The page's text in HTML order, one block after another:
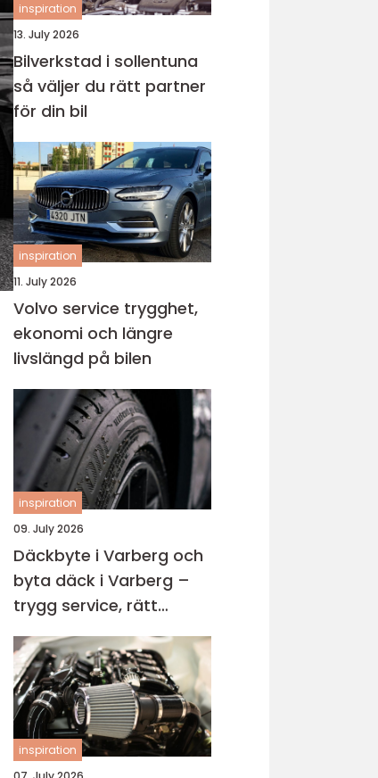
inspiration
13. July 2026
Bilverkstad i sollentuna
så väljer du rätt partner
för din bil
inspiration
11. July 2026
Volvo service trygghet,
ekonomi och längre
livslängd på bilen
inspiration
09. July 2026
Däckbyte i Varberg och
byta däck i Varberg –
trygg service, rätt
timing och bättre
körning
inspiration